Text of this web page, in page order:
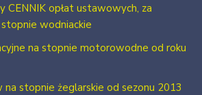
CENNIK opłat ustawowych, za
wodniackie
na stopnie motorowodne od roku
na stopnie żeglarskie od sezonu 2013